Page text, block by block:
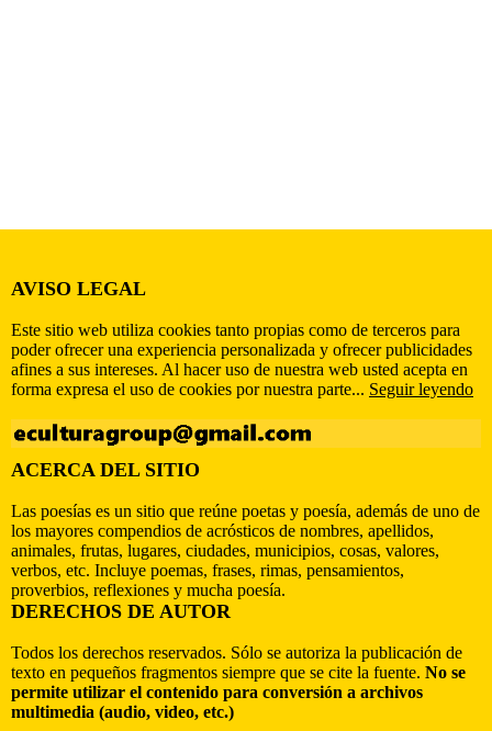
AVISO LEGAL
Este sitio web utiliza cookies tanto propias como de terceros para
poder ofrecer una experiencia personalizada y ofrecer publicidades
afines a sus intereses. Al hacer uso de nuestra web usted acepta en
forma expresa el uso de cookies por nuestra parte... Seguir leyendo
ACERCA DEL SITIO
Las poesías es un sitio que reúne poetas y poesía, además de uno de
los mayores compendios de acrósticos de nombres, apellidos,
animales, frutas, lugares, ciudades, municipios, cosas, valores,
verbos, etc. Incluye poemas, frases, rimas, pensamientos,
proverbios, reflexiones y mucha poesía.
DERECHOS DE AUTOR
Todos los derechos reservados. Sólo se autoriza la publicación de
texto en pequeños fragmentos siempre que se cite la fuente. No se
permite utilizar el contenido para conversión a archivos
multimedia (audio, video, etc.)